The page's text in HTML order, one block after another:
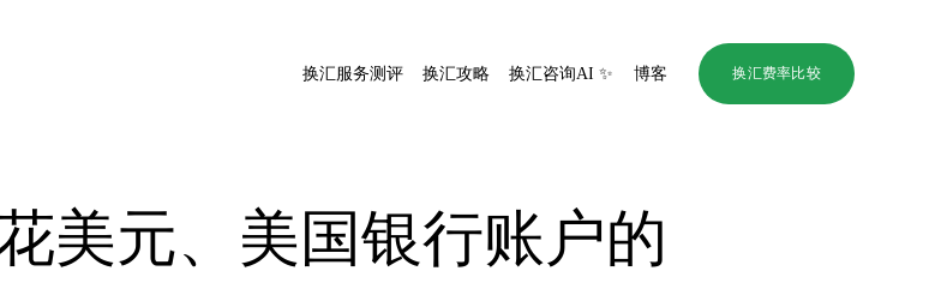
换汇服务测评 换汇攻略 换汇咨询AI ✨ 博客 换汇费率比较
美元、美国银行账户的